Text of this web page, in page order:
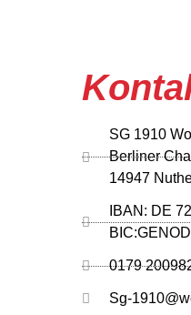
SG 1910
Berliner
14947
IBAN: DE
0179
Sg-